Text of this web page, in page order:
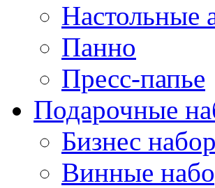
Настольные
Панно
Пресс-папье
Подарочные
Бизнес
Винные